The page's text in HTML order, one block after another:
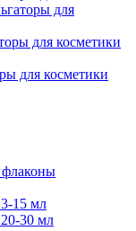
для
для косметики
для косметики
15 мл
30 мл